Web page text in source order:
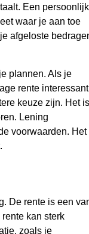
Een
waar je aan toe
afgeloste
plannen. Als je
rente interessant
keuze zijn. Het is
Lening
voorwaarden. Het
De rente is een
kan sterk
zoals je